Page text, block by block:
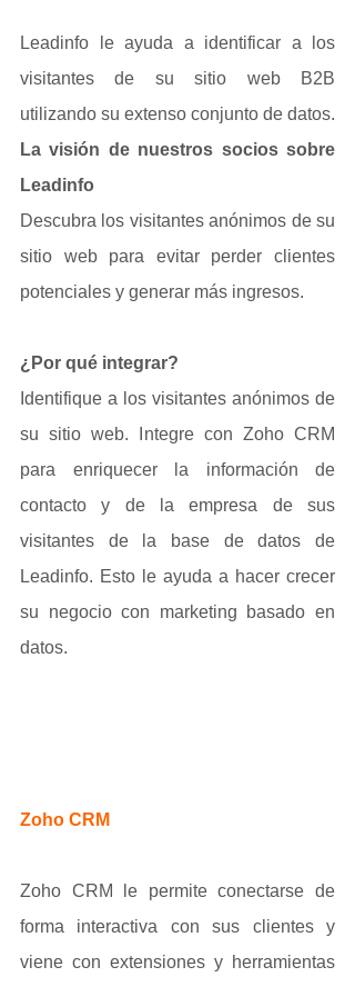
Leadinfo le ayuda a identificar a los
visitantes de su sitio web B2B
utilizando su extenso conjunto de datos.
La visión de nuestros socios sobre
Leadinfo
Descubra los visitantes anónimos de su
sitio web para evitar perder clientes
potenciales y generar más ingresos.
¿Por qué integrar?
Identifique a los visitantes anónimos de
su sitio web. Integre con Zoho CRM
para enriquecer la información de
contacto y de la empresa de sus
visitantes de la base de datos de
Leadinfo. Esto le ayuda a hacer crecer
su negocio con marketing basado en
datos.
Zoho CRM
Zoho CRM le permite conectarse de
forma interactiva con sus clientes y
viene con extensiones y herramientas